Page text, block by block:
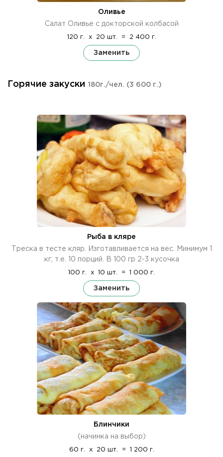
Оливье
Салат Оливье с докторской колбасой
120 г. x 20 шт. = 2 400 г.
Заменить
Горячие закуски 180г./чел. (3 600 г.)
Рыба в кляре
Треска в тесте кляр. Изготавливается на вес. Минимум 1
кг, т.е. 10 порций. В 100 гр 2-3 кусочка
100 г. x 10 шт. = 1 000 г.
Заменить
Блинчики
(начинка на выбор)
60 г. x 20 шт. = 1 200 г.